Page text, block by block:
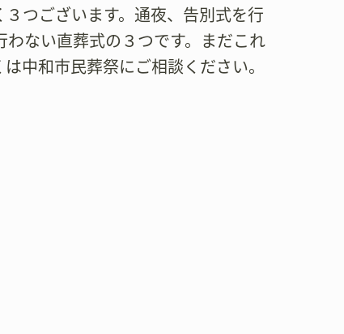
つございます。通夜、告別式を行
ない直葬式の３つです。まだこれ
中和市民葬祭にご相談ください。